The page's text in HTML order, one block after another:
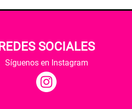
REDES SOCIALES
Síguenos en Instagram